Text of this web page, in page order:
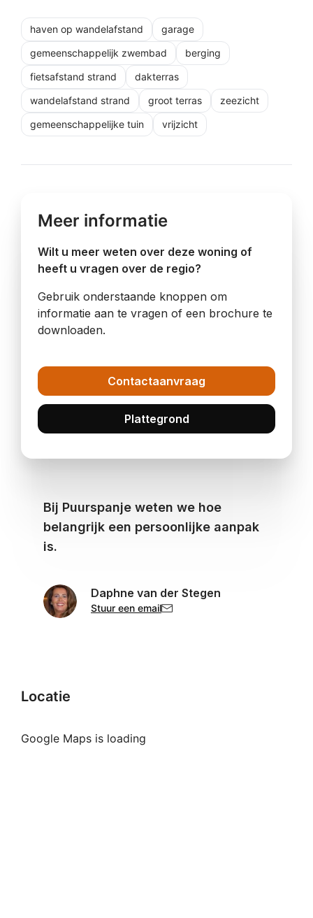
haven op wandelafstand
garage
gemeenschappelijk zwembad
berging
fietsafstand strand
dakterras
wandelafstand strand
groot terras
zeezicht
gemeenschappelijke tuin
vrijzicht
Meer informatie
Wilt u meer weten over deze woning of
heeft u vragen over de regio?
Gebruik onderstaande knoppen om
informatie aan te vragen of een brochure te
downloaden.
Contactaanvraag
Plattegrond
Bij Puurspanje weten we hoe
belangrijk een persoonlijke aanpak
is.
Daphne van der Stegen
Stuur een email
Locatie
Google Maps is loading